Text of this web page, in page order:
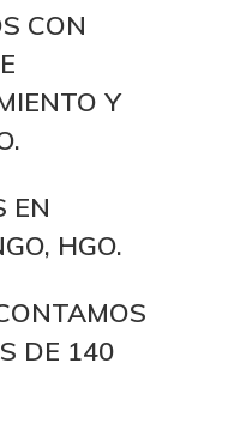
CON
Y
EN
HGO.
DE 140